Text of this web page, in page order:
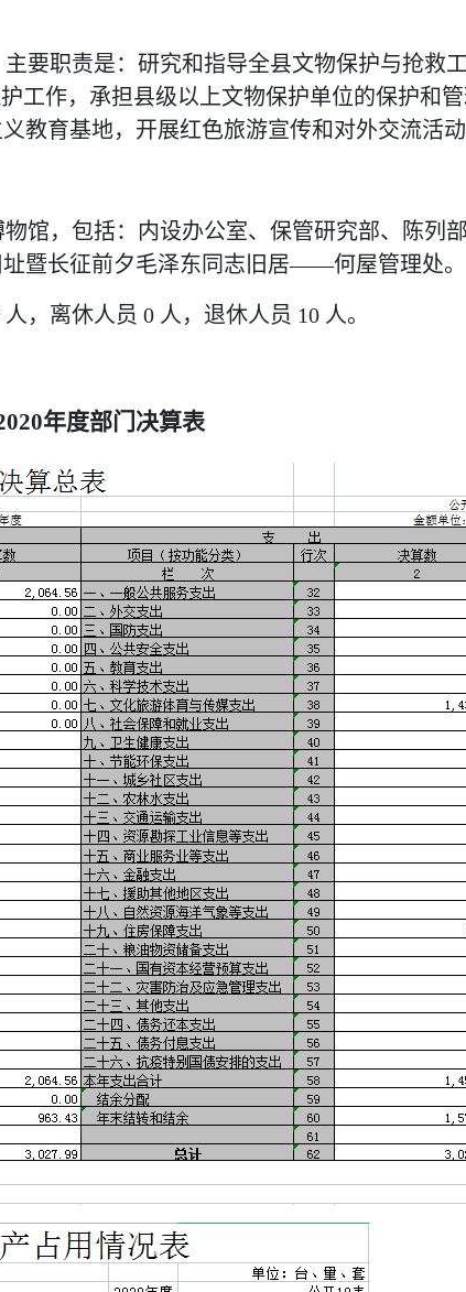
要职责是：研究和指导全县文物保护与抢救
工作，承担县级以上文物保护单位的保护和
教育基地，开展红色旅游宣传和对外交流活动
物馆， 包括：内设办公室、保管研究部、陈列
暨长征前夕毛泽东同志旧居——何屋管理处。
人，离休人员 0 人，退休人员 10 人。
年度部门决算表